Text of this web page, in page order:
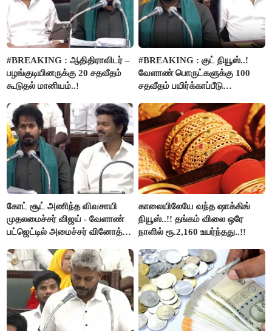
#BREAKING : ஆதிதிராவிடர் –
பழங்குடியினருக்கு 20 சதவீதம்
கூடுதல் மானியம்..!
#BREAKING : குட் நியூஸ்..!
வேளாண் பொருட்களுக்கு 100
சதவீதம் பயிர்க்காப்பீடு
வினோத்..!
கோட் சூட் அணிந்த விவசாயி
முதலமைச்சர் விஜய் - வேளாண்
பட்ஜெட்டில் அமைச்சர் வினோத்
காலையிலேயே வந்த ஷாக்கிங்
நியூஸ்..!! தங்கம் விலை ஒரே
நாளில் ரூ.2,160 உயர்ந்தது..!!